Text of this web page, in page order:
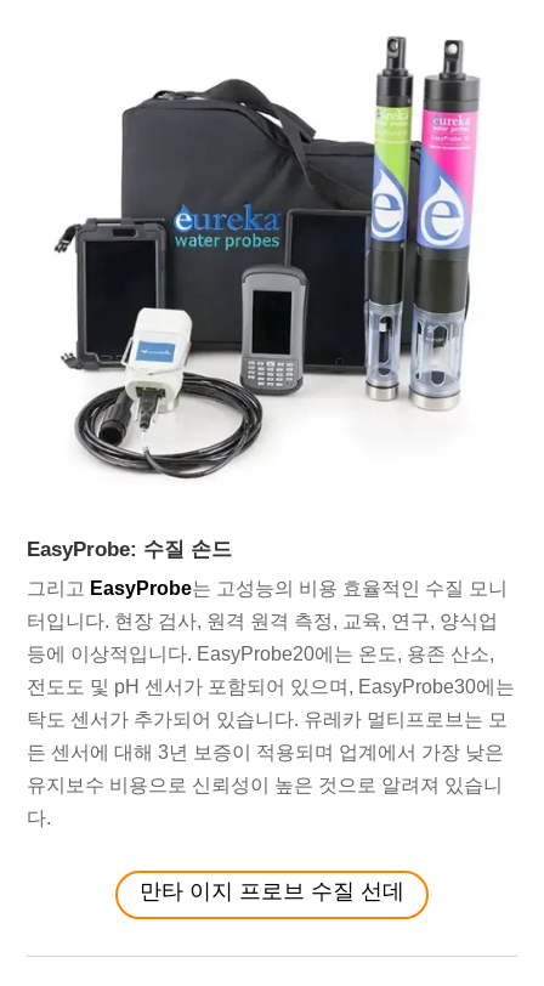
EasyProbe: 수질 손드
그리고 EasyProbe는 고성능의 비용 효율적인 수질 모니
터입니다. 현장 검사, 원격 원격 측정, 교육, 연구, 양식업
등에 이상적입니다. EasyProbe20에는 온도, 용존 산소,
전도도 및 pH 센서가 포함되어 있으며, EasyProbe30에는
탁도 센서가 추가되어 있습니다. 유레카 멀티프로브는 모
든 센서에 대해 3년 보증이 적용되며 업계에서 가장 낮은
유지보수 비용으로 신뢰성이 높은 것으로 알려져 있습니
다.
만타 이지 프로브 수질 선데